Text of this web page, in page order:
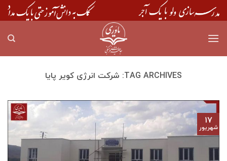
Skip
to
TAG ARCHIVES: شرکت انرژی کویر پایا
۱۷
شهریور